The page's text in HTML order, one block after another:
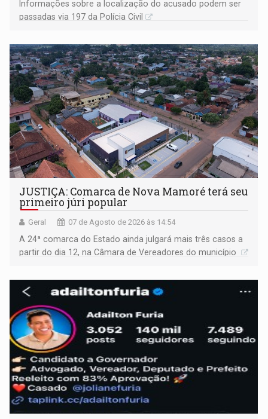
Informações sobre a localização do acusado podem ser
passadas via 197 da Polícia Civil
JUSTIÇA: Comarca de Nova Mamoré terá seu
primeiro júri popular
Geral 07 de Agosto de 2026 às 14:54
A 24ª comarca do Estado ainda julgará mais três casos a
partir do dia 12, na Câmara de Vereadores do município